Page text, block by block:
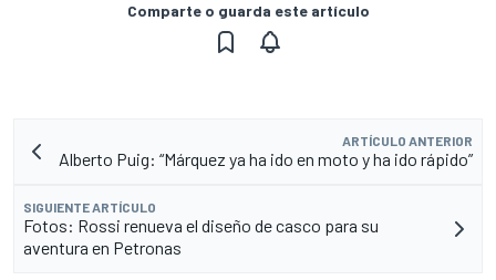
Comparte o guarda este artículo
ARTÍCULO ANTERIOR
Alberto Puig: “Márquez ya ha ido en moto y ha ido rápido”
SIGUIENTE ARTÍCULO
Fotos: Rossi renueva el diseño de casco para su
aventura en Petronas